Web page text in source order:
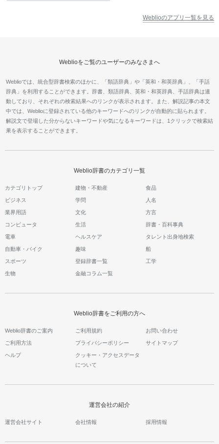
Weblioのアプリ一覧を見る
Weblioをご覧のユーザーのみなさまへ
Weblioでは、統合型辞書検索のほかに、「類語辞典」や「英和・和英辞典」、「手話
辞典」を利用することができます。辞書、類語辞典、英和・和英辞典、手話辞典は連
動しており、それぞれの検索結果へのリンクが表示されます。また、解説記事の本文
中では、Weblioに登録されている他のキーワードへのリンクが自動的に貼られます。
解説文で登場した分からないキーワードや気になるキーワードは、1クリックで検索結
果を表示することができます。
Weblio辞書のカテゴリ一覧
カテゴリトップ 建物・不動産 食品
ビジネス 学問 人名
業界用語 文化 方言
コンピュータ 生活 辞書・百科事典
電車 ヘルスケア タレント出身地検索
自動車・バイク 趣味 船
スポーツ 登録辞書一覧 工学
生物 金融コラム一覧
Weblio辞書をご利用の方へ
Weblio辞書のご案内 ご利用規約 お問い合わせ
ご利用方法 プライバシーポリシー サイトマップ
ヘルプ
クッキー・アクセスデータ
について
運営会社の紹介
運営会社サイト 会社情報 採用情報